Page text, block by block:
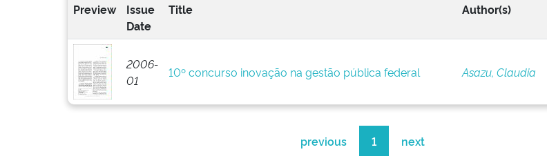
Preview
Issue
Date
Title Author(s)
2006-
01
10º concurso inovação na gestão pública federal Asazu, Claudia
previous 1 next